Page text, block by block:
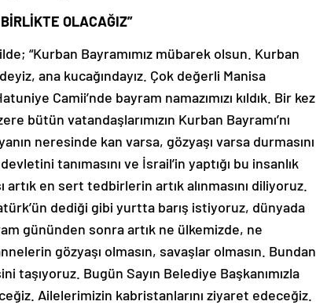
OLACAĞIZ”
“Kurban Bayramımız mübarek olsun. Kurban
ana kucağındayız. Çok değerli Manisa
Camii’nde bayram namazımızı kıldık. Bir kez
bütün vatandaşlarımızın Kurban Bayramı’nı
neresinde kan varsa, gözyaşı varsa durmasını
tanımasını ve İsrail’in yaptığı bu insanlık
artık en sert tedbirlerin artık alınmasını diliyoruz.
dediği gibi yurtta barış istiyoruz, dünyada
gününden sonra artık ne ülkemizde, ne
gözyaşı olmasın, savaşlar olmasın. Bundan
taşıyoruz. Bugün Sayın Belediye Başkanımızla
Ailelerimizin kabristanlarını ziyaret edeceğiz.